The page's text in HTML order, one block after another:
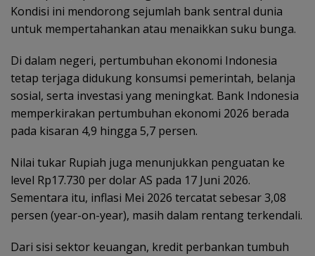
Kondisi ini mendorong sejumlah bank sentral dunia
untuk mempertahankan atau menaikkan suku bunga.
Di dalam negeri, pertumbuhan ekonomi Indonesia
tetap terjaga didukung konsumsi pemerintah, belanja
sosial, serta investasi yang meningkat. Bank Indonesia
memperkirakan pertumbuhan ekonomi 2026 berada
pada kisaran 4,9 hingga 5,7 persen.
Nilai tukar Rupiah juga menunjukkan penguatan ke
level Rp17.730 per dolar AS pada 17 Juni 2026.
Sementara itu, inflasi Mei 2026 tercatat sebesar 3,08
persen (year-on-year), masih dalam rentang terkendali.
Dari sisi sektor keuangan, kredit perbankan tumbuh